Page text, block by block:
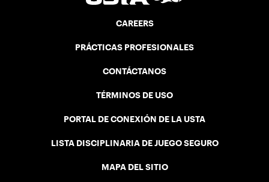
CAREERS
PRÁCTICAS PROFESIONALES
CONTÁCTANOS
TÉRMINOS DE USO
PORTAL DE CONEXIÓN DE LA USTA
LISTA DISCIPLINARIA DE JUEGO SEGURO
MAPA DEL SITIO